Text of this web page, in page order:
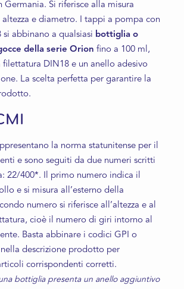
Germania. Si riferisce alla misura
e diametro. I tappi a pompa con
si abbinano a qualsiasi bottiglia o
della serie Orion fino a 100 ml,
filettatura DIN18 e un anello adesivo
La scelta perfetta per garantire la
la norma statunitense per il
e sono seguiti da due numeri scritti
22/400*. Il primo numero indica il
e si misura all’esterno della
numero si riferisce all’altezza e al
cioè il numero di giri intorno al
Basta abbinare i codici GPI o
descrizione prodotto per
corrispondenti corretti.
bottiglia presenta un anello aggiuntivo